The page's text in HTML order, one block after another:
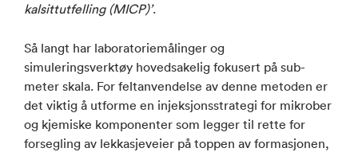
kalsittutfelling (MICP)’.
Så langt har laboratoriemålinger og
simuleringsverktøy hovedsakelig fokusert på sub-
meter skala. For feltanvendelse av denne metoden er
det viktig å utforme en injeksjonsstrategi for mikrober
og kjemiske komponenter som legger til rette for
forsegling av lekkasjeveier på toppen av formasjonen,